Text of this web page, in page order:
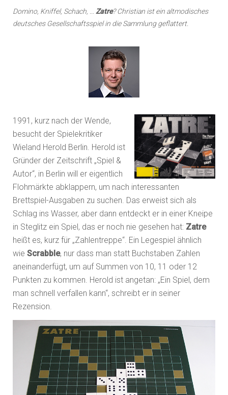
Domino, Kniffel, Schach, ... Zatre? Christian ist ein altmodisches
deutsches Gesellschaftsspiel in die Sammlung geflattert.
1991, kurz nach der Wende,
besucht der Spielekritiker
Wieland Herold Berlin. Herold ist
Gründer der Zeitschrift „Spiel &
Autor“, in Berlin will er eigentlich
Flohmärkte abklappern, um nach interessanten
Brettspiel-Ausgaben zu suchen. Das erweist sich als
Schlag ins Wasser, aber dann entdeckt er in einer Kneipe
in Steglitz ein Spiel, das er noch nie gesehen hat: Zatre
heißt es, kurz für „Zahlentreppe“. Ein Legespiel ähnlich
wie Scrabble, nur dass man statt Buchstaben Zahlen
aneinanderfügt, um auf Summen von 10, 11 oder 12
Punkten zu kommen. Herold ist angetan: „Ein Spiel, dem
man schnell verfallen kann“, schreibt er in seiner
Rezension.